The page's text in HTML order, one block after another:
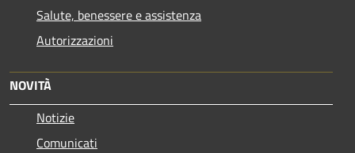
Salute, benessere e assistenza
Autorizzazioni
NOVITÀ
Notizie
Comunicati